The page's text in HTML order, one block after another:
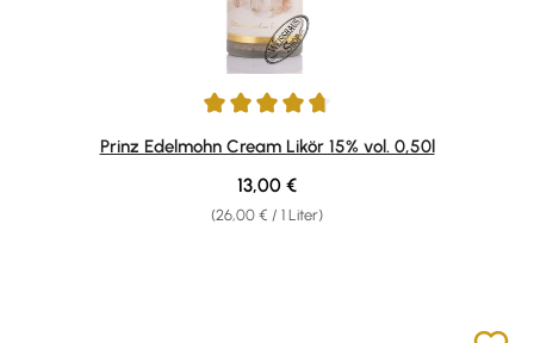
Durchschnittliche Bewertung von 4.85 von 5 Sternen
Prinz Edelmohn Cream Likör 15% vol. 0,50l
(26,00 € / 1 Liter)
Regulärer Preis:
13,00 €